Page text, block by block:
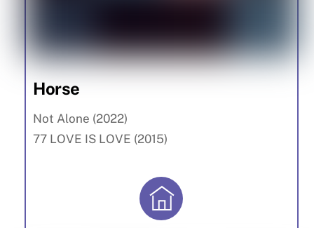
Horse
Not Alone (2022)
77 LOVE IS LOVE (2015)